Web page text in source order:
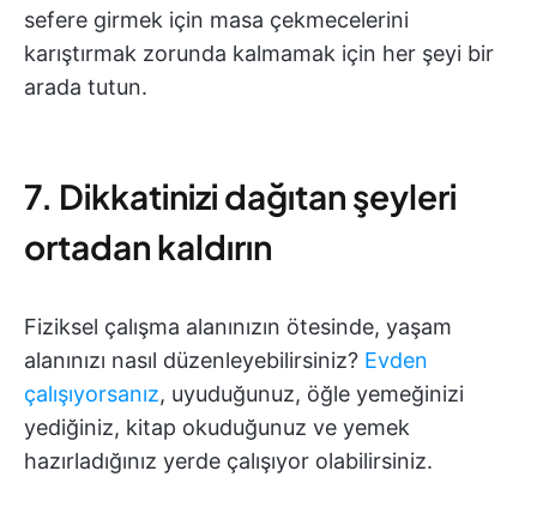
sefere girmek için masa çekmecelerini
karıştırmak zorunda kalmamak için her şeyi bir
arada tutun.
7. Dikkatinizi dağıtan şeyleri
ortadan kaldırın
Fiziksel çalışma alanınızın ötesinde, yaşam
alanınızı nasıl düzenleyebilirsiniz? Evden
çalışıyorsanız, uyuduğunuz, öğle yemeğinizi
yediğiniz, kitap okuduğunuz ve yemek
hazırladığınız yerde çalışıyor olabilirsiniz.